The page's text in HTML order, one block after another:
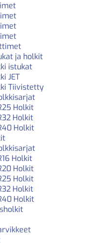
ja holkit
istukat
JET
Tiivistetty
Holkit
Holkit
Holkit
Holkit
Holkit
Holkit
Holkit
Holkit